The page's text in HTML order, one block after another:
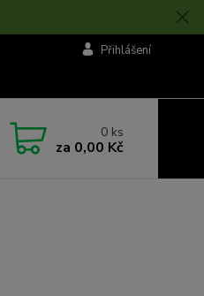
Přihlášení
0 ks
za 0,00 Kč